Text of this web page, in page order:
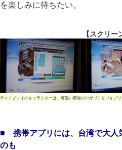
を楽しみに待ちたい。
【スクリー
テストプレイのキャラクターは、可愛い部屋の中がゴミとゴキブ
■ 携帯アプリには、台湾で大人
のも